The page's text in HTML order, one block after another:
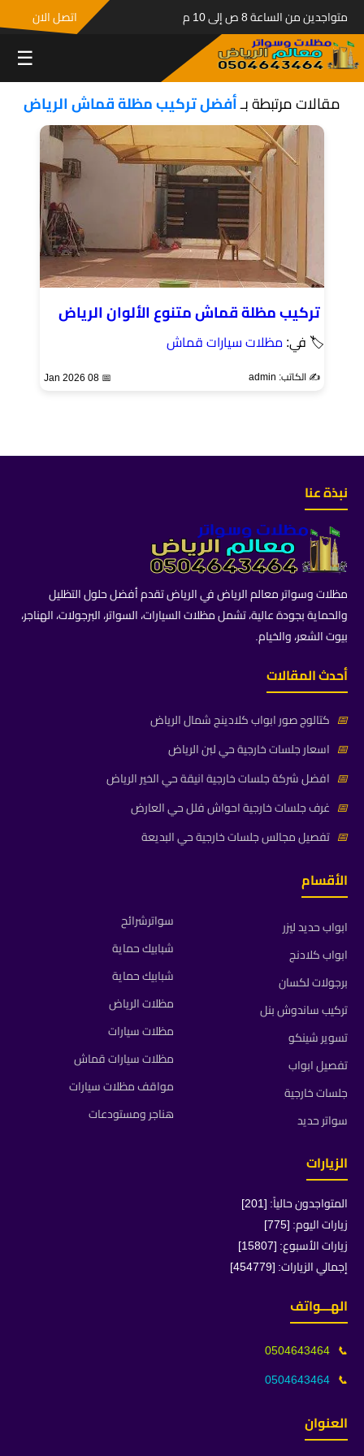
متواجدين من الساعة 8 ص إلى 10 م اتصل الان
☰
مقالات مرتبطة بـأفضل تركيب مظلة قماش الرياض
تركيب مظلة قماش متنوع الألوان الرياض
🏷 في: مظلات سيارات قماش
✍️ الكاتب: admin 📅 08 Jan 2026
نبذة عنا
مظلات وسواتر معالم الرياض في الرياض تقدم أفضل حلول التظليل
والحماية بجودة عالية، تشمل مظلات السيارات، السواتر، البرجولات، الهناجر،
بيوت الشعر، والخيام.
أحدث المقالات
📅 كتالوج صور ابواب كلادينج شمال الرياض
📅 اسعار جلسات خارجية حي لبن الرياض
📅 افضل شركة جلسات خارجية انيقة حي الخير الرياض
📅 غرف جلسات خارجية احواش فلل حي العارض
📅 تفصيل مجالس جلسات خارجية حي البديعة
الأقسام
ابواب حديد ليزر
ابواب كلادنج
برجولات لكسان
تركيب ساندوش بنل
تسوير شينكو
تفصيل ابواب
جلسات خارجية
سواتر حديد
سواترشرائح
شبابيك حماية
شبابيك حماية
مظلات الرياض
مظلات سيارات
مظلات سيارات قماش
مواقف مظلات سيارات
هناجر ومستودعات
الزيارات
المتواجدون حالياً: [201]
زيارات اليوم: [775]
زيارات الأسبوع: [15807]
إجمالي الزيارات: [454779]
الهـــواتف
📞
0504643464
📞
0504643464
العنوان